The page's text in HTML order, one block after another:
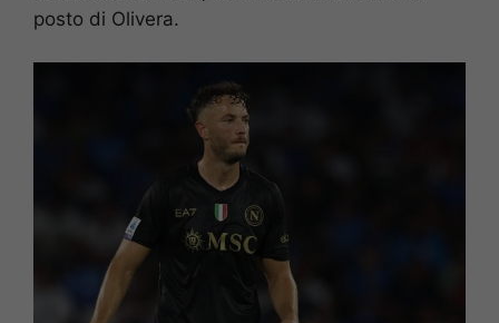
posto di Olivera.